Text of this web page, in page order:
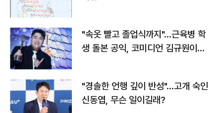
"속옷 빨고 졸업식까지"…근육병 학
생 돌본 공익, 코미디언 김규원이었
"경솔한 언행 깊이 반성"…고개 숙인
신동엽, 무슨 일이길래?